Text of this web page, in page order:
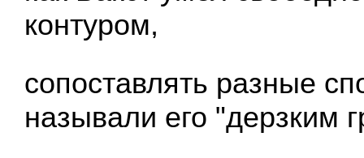
контуром,
сопоставлять разные
называли его "дерзким